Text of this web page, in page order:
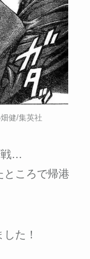
健/集英社
戦…
ところで帰港
た！